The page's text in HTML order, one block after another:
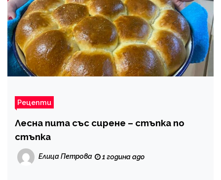
Рецепти
Лесна пита със сирене – стъпка по
стъпка
Елица Петрова 1 година ago